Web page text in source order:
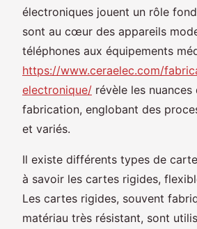
électroniques jouent un rôle
sont au cœur des appareils
téléphones aux équipements
https://www.ceraelec.com/
electronique/ révèle les nuances
fabrication, englobant des
et variés.
Il existe différents types de
à savoir les cartes rigides,
Les cartes rigides, souvent
matériau très résistant, sont